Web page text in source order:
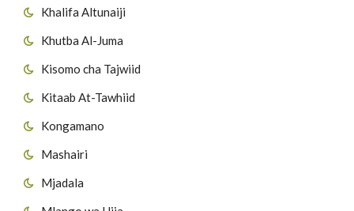
Khalifa Altunaiji
Khutba Al-Juma
Kisomo cha Tajwiid
Kitaab At-Tawhiid
Kongamano
Mashairi
Mjadala